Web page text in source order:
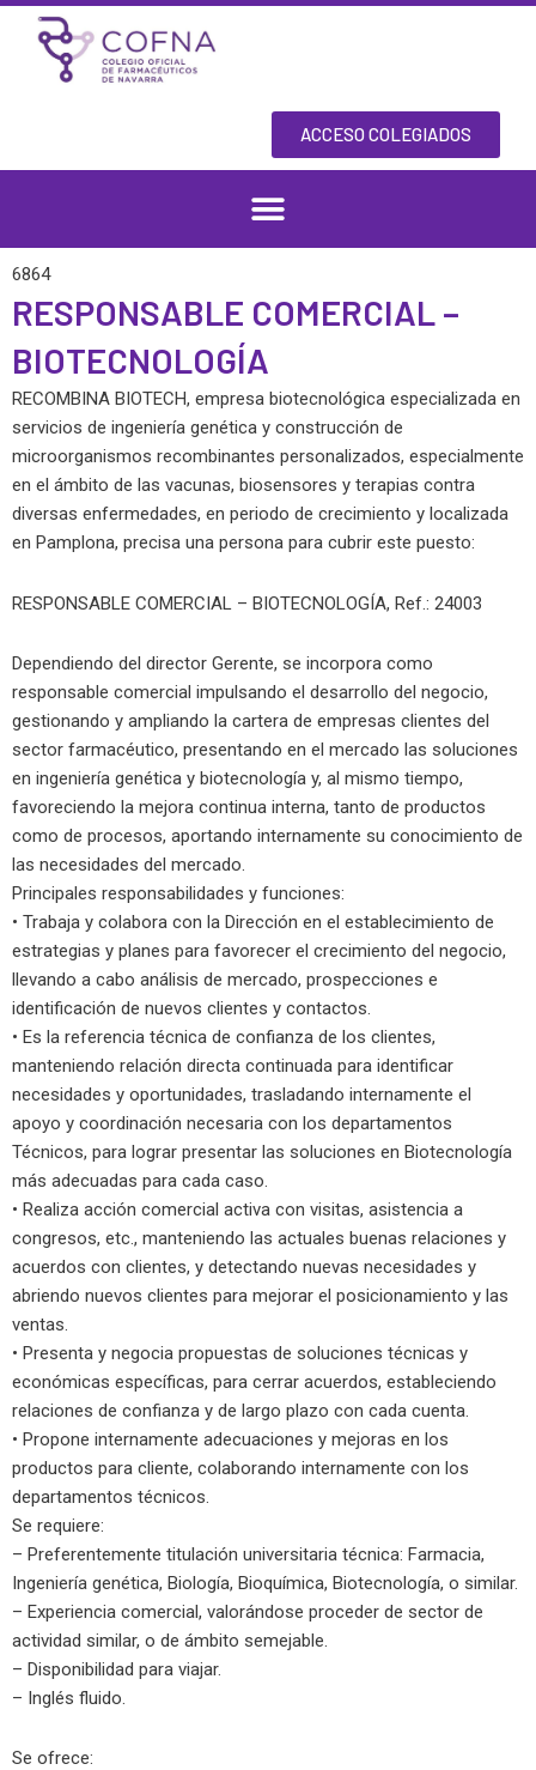
Skip
content
ACCESO COLEGIADOS
6864
RESPONSABLE COMERCIAL –
BIOTECNOLOGÍA
RECOMBINA BIOTECH, empresa biotecnológica especializada en
servicios de ingeniería genética y construcción de
microorganismos recombinantes personalizados, especialmente
en el ámbito de las vacunas, biosensores y terapias contra
diversas enfermedades, en periodo de crecimiento y localizada
en Pamplona, precisa una persona para cubrir este puesto:
RESPONSABLE COMERCIAL – BIOTECNOLOGÍA, Ref.: 24003
Dependiendo del director Gerente, se incorpora como
responsable comercial impulsando el desarrollo del negocio,
gestionando y ampliando la cartera de empresas clientes del
sector farmacéutico, presentando en el mercado las soluciones
en ingeniería genética y biotecnología y, al mismo tiempo,
favoreciendo la mejora continua interna, tanto de productos
como de procesos, aportando internamente su conocimiento de
las necesidades del mercado.
Principales responsabilidades y funciones:
• Trabaja y colabora con la Dirección en el establecimiento de
estrategias y planes para favorecer el crecimiento del negocio,
llevando a cabo análisis de mercado, prospecciones e
identificación de nuevos clientes y contactos.
• Es la referencia técnica de confianza de los clientes,
manteniendo relación directa continuada para identificar
necesidades y oportunidades, trasladando internamente el
apoyo y coordinación necesaria con los departamentos
Técnicos, para lograr presentar las soluciones en Biotecnología
más adecuadas para cada caso.
• Realiza acción comercial activa con visitas, asistencia a
congresos, etc., manteniendo las actuales buenas relaciones y
acuerdos con clientes, y detectando nuevas necesidades y
abriendo nuevos clientes para mejorar el posicionamiento y las
ventas.
• Presenta y negocia propuestas de soluciones técnicas y
económicas específicas, para cerrar acuerdos, estableciendo
relaciones de confianza y de largo plazo con cada cuenta.
• Propone internamente adecuaciones y mejoras en los
productos para cliente, colaborando internamente con los
departamentos técnicos.
Se requiere:
– Preferentemente titulación universitaria técnica: Farmacia,
Ingeniería genética, Biología, Bioquímica, Biotecnología, o similar.
– Experiencia comercial, valorándose proceder de sector de
actividad similar, o de ámbito semejable.
– Disponibilidad para viajar.
– Inglés fluido.
Se ofrece: